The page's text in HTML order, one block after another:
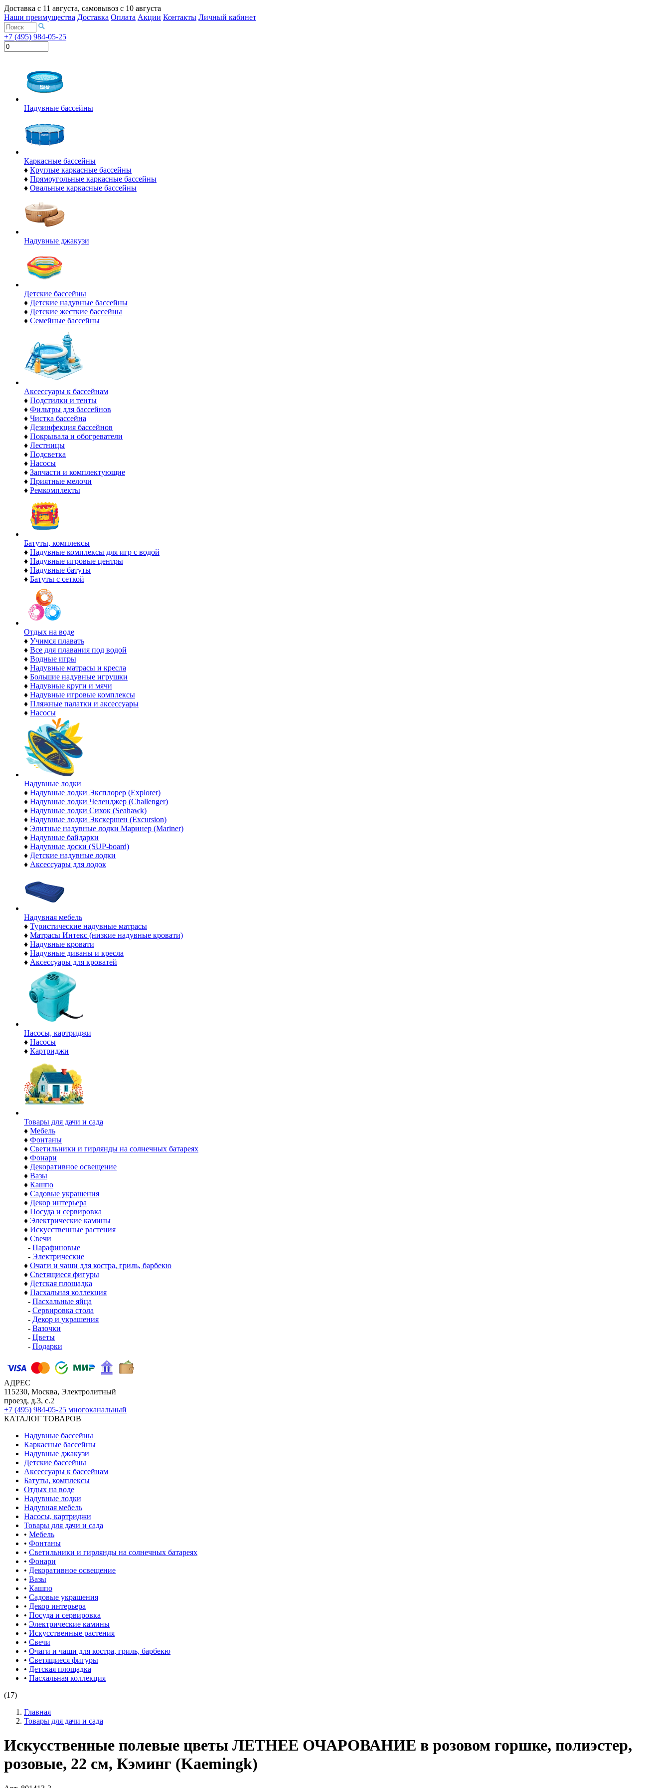
Доставка с 11 августа, самовывоз с 10 августа
Наши преимущества Доставка Оплата Акции Контакты Личный кабинет
+7 (495) 984-05-25
Надувные бассейны
Каркасные бассейны
♦ Круглые каркасные бассейны
♦ Прямоугольные каркасные бассейны
♦ Овальные каркасные бассейны
Надувные джакузи
Детские бассейны
♦ Детские надувные бассейны
♦ Детские жесткие бассейны
♦ Семейные бассейны
Аксессуары к бассейнам
♦ Подстилки и тенты
♦ Фильтры для бассейнов
♦ Чистка бассейна
♦ Дезинфекция бассейнов
♦ Покрывала и обогреватели
♦ Лестницы
♦ Подсветка
♦ Насосы
♦ Запчасти и комплектующие
♦ Приятные мелочи
♦ Ремкомплекты
Батуты, комплексы
♦ Надувные комплексы для игр с водой
♦ Надувные игровые центры
♦ Надувные батуты
♦ Батуты с сеткой
Отдых на воде
♦ Учимся плавать
♦ Все для плавания под водой
♦ Водные игры
♦ Надувные матрасы и кресла
♦ Большие надувные игрушки
♦ Надувные круги и мячи
♦ Надувные игровые комплексы
♦ Пляжные палатки и аксессуары
♦ Насосы
Надувные лодки
♦ Надувные лодки Эксплорер (Explorer)
♦ Надувные лодки Челенджер (Challenger)
♦ Надувные лодки Сихок (Seahawk)
♦ Надувные лодки Экскершен (Excursion)
♦ Элитные надувные лодки Маринер (Mariner)
♦ Надувные байдарки
♦ Надувные доски (SUP-board)
♦ Детские надувные лодки
♦ Аксессуары для лодок
Надувная мебель
♦ Туристические надувные матрасы
♦ Матрасы Интекс (низкие надувные кровати)
♦ Надувные кровати
♦ Надувные диваны и кресла
♦ Аксессуары для кроватей
Насосы, картриджи
♦ Насосы
♦ Картриджи
Товары для дачи и сада
♦ Мебель
♦ Фонтаны
♦ Светильники и гирлянды на солнечных батареях
♦ Фонари
♦ Декоративное освещение
♦ Вазы
♦ Кашпо
♦ Садовые украшения
♦ Декор интерьера
♦ Посуда и сервировка
♦ Электрические камины
♦ Искусственные растения
♦ Свечи
- Парафиновые
- Электрические
♦ Очаги и чаши для костра, гриль, барбекю
♦ Светящиеся фигуры
♦ Детская площадка
♦ Пасхальная коллекция
- Пасхальные яйца
- Сервировка стола
- Декор и украшения
- Вазочки
- Цветы
- Подарки
АДРЕС
115230, Москва, Электролитный
проезд, д.3, с.2
+7 (495) 984-05-25 многоканальный
КАТАЛОГ ТОВАРОВ
Надувные бассейны
Каркасные бассейны
Надувные джакузи
Детские бассейны
Аксессуары к бассейнам
Батуты, комплексы
Отдых на воде
Надувные лодки
Надувная мебель
Насосы, картриджи
Товары для дачи и сада
• Мебель
• Фонтаны
• Светильники и гирлянды на солнечных батареях
• Фонари
• Декоративное освещение
• Вазы
• Кашпо
• Садовые украшения
• Декор интерьера
• Посуда и сервировка
• Электрические камины
• Искусственные растения
• Свечи
• Очаги и чаши для костра, гриль, барбекю
• Светящиеся фигуры
• Детская площадка
• Пасхальная коллекция
(17)
Главная
Товары для дачи и сада
Искусственные полевые цветы ЛЕТНЕЕ ОЧАРОВАНИЕ в розовом горшке, полиэстер,
розовые, 22 см, Кэминг (Kaemingk)